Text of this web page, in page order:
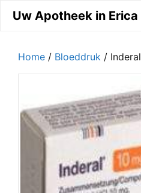
naar
inhoud
Uw Apotheek in Erica
Home / Bloeddruk / Inderal